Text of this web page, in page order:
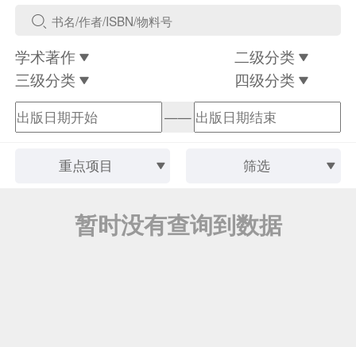
学术著作
二级分类
三级分类
四级分类
——
重点项目 筛选
暂时没有查询到数据